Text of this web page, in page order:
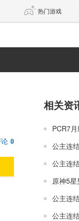
热门游戏
0
相关资
PCR7
公主连
公主连
原神5
公主连
公主连